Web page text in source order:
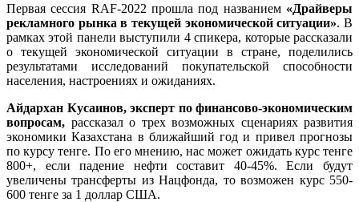
Первая сессия RAF-2022 прошла под названием «Драйверы
рекламного рынка в текущей экономической ситуации». В
рамках этой панели выступили 4 спикера, которые рассказали
о текущей экономической ситуации в стране, поделились
результатами исследований покупательской способности
населения, настроениях и ожиданиях.
Айдархан Кусаинов, эксперт по финансово-экономическим
вопросам, рассказал о трех возможных сценариях развития
экономики Казахстана в ближайший год и привел прогнозы
по курсу тенге. По его мнению, нас может ожидать курс тенге
800+, если падение нефти составит 40-45%. Если будут
увеличены трансферты из Нацфонда, то возможен курс 550-
600 тенге за 1 доллар США.